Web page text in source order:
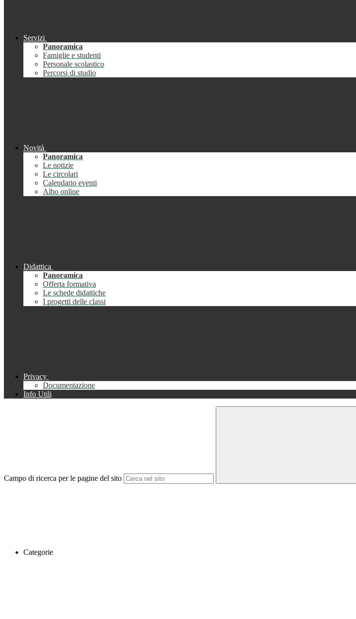
Servizi
Panoramica
Famiglie e studenti
Personale scolastico
Percorsi di studio
Novità
Panoramica
Le notizie
Le circolari
Calendario eventi
Albo online
Didattica
Panoramica
Offerta formativa
Le schede didattiche
I progetti delle classi
Privacy
Documentazione
Info Utili
Campo di ricerca per le pagine del sito
Categorie